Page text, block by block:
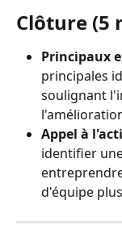
Clôture (5
Principaux
principales
soulignant
Appel à
identifier
d'équipe